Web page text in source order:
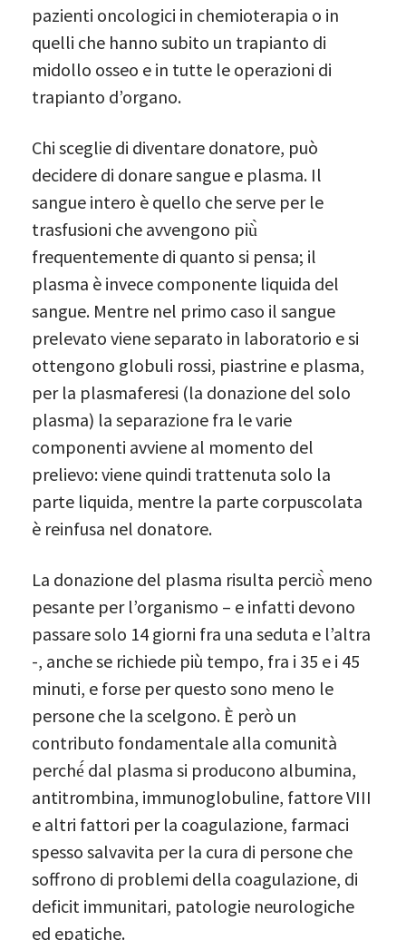
pazienti oncologici in chemioterapia o in
quelli che hanno subito un trapianto di
midollo osseo e in tutte le operazioni di
trapianto d’organo.
Chi sceglie di diventare donatore, può
decidere di donare sangue e plasma. Il
sangue intero è quello che serve per le
trasfusioni che avvengono più̀
frequentemente di quanto si pensa; il
plasma è invece componente liquida del
sangue. Mentre nel primo caso il sangue
prelevato viene separato in laboratorio e si
ottengono globuli rossi, piastrine e plasma,
per la plasmaferesi (la donazione del solo
plasma) la separazione fra le varie
componenti avviene al momento del
prelievo: viene quindi trattenuta solo la
parte liquida, mentre la parte corpuscolata
è reinfusa nel donatore.
La donazione del plasma risulta perciò̀ meno
pesante per l’organismo – e infatti devono
passare solo 14 giorni fra una seduta e l’altra
-, anche se richiede più tempo, fra i 35 e i 45
minuti, e forse per questo sono meno le
persone che la scelgono. È però un
contributo fondamentale alla comunità
perché́ dal plasma si producono albumina,
antitrombina, immunoglobuline, fattore VIII
e altri fattori per la coagulazione, farmaci
spesso salvavita per la cura di persone che
soffrono di problemi della coagulazione, di
deficit immunitari, patologie neurologiche
ed epatiche.